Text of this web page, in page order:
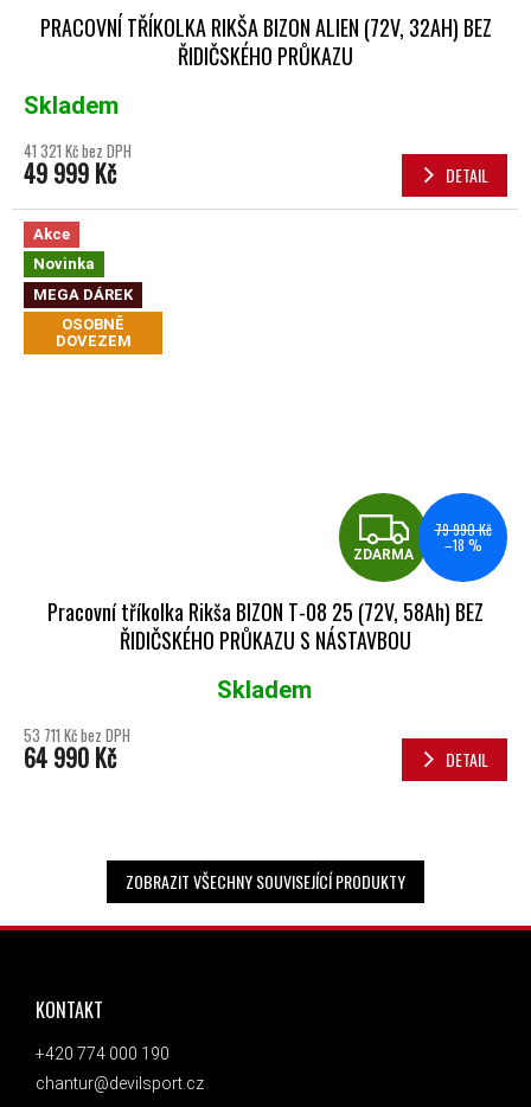
PRACOVNÍ TŘÍKOLKA RIKŠA BIZON ALIEN (72V, 32AH) BEZ
ŘIDIČSKÉHO PRŮKAZU
Skladem
41 321 Kč bez DPH
49 999 Kč DETAIL
Akce
Novinka
MEGA DÁREK
OSOBNĚ
DOVEZEM
ZDARMA
79 990 Kč
–18 %
Pracovní tříkolka Rikša BIZON T-08 25 (72V, 58Ah) BEZ
ŘIDIČSKÉHO PRŮKAZU S NÁSTAVBOU
Průměrné hodnocení produktu je 5,0 z 5 hvězdiček.
Skladem
53 711 Kč bez DPH
64 990 Kč DETAIL
ZOBRAZIT VŠECHNY SOUVISEJÍCÍ PRODUKTY
ZÁPATÍ
KONTAKT
+420 774 000 190
chantur@devilsport.cz